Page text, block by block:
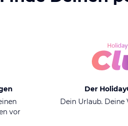
vor
Der
Dein Urlaub. Deine